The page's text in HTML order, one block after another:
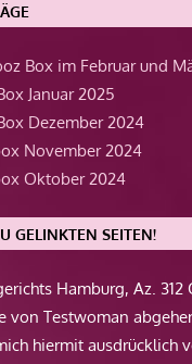
Box im Februar und
Januar 2025
Dezember 2024
November 2024
Oktober 2024
GELINKTEN SEITEN!
Hamburg, Az.
von Testwoman
hiermit ausdrücklich